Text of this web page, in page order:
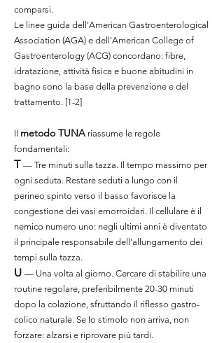
comparsi.
Le linee guida dell'American Gastroenterological
Association (AGA) e dell'American College of
Gastroenterology (ACG) concordano: fibre,
idratazione, attività fisica e buone abitudini in
bagno sono la base della prevenzione e del
trattamento. [1-2]
Il metodo TUNA riassume le regole
fondamentali:
T — Tre minuti sulla tazza. Il tempo massimo per
ogni seduta. Restare seduti a lungo con il
perineo spinto verso il basso favorisce la
congestione dei vasi emorroidari. Il cellulare è il
nemico numero uno: negli ultimi anni è diventato
il principale responsabile dell'allungamento dei
tempi sulla tazza.
U — Una volta al giorno. Cercare di stabilire una
routine regolare, preferibilmente 20-30 minuti
dopo la colazione, sfruttando il riflesso gastro-
colico naturale. Se lo stimolo non arriva, non
forzare: alzarsi e riprovare più tardi.